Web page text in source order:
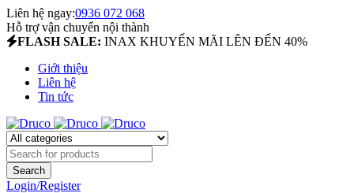
Liên hệ ngay:0936 072 068
Hỗ trợ vận chuyển nội thành
FLASH SALE: INAX KHUYẾN MÃI LÊN ĐẾN 40%
Giới thiệu
Liên hệ
Tin tức
Login/Register